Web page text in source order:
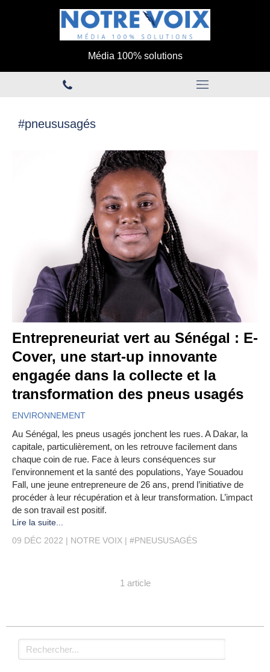
Média 100% solutions
#pneususagés
Entrepreneuriat vert au Sénégal : E-
Cover, une start-up innovante
engagée dans la collecte et la
transformation des pneus usagés
ENVIRONNEMENT
Au Sénégal, les pneus usagés jonchent les rues. A Dakar, la
capitale, particulièrement, on les retrouve facilement dans
chaque coin de rue. Face à leurs conséquences sur
l’environnement et la santé des populations, Yaye Souadou
Fall, une jeune entrepreneure de 26 ans, prend l’initiative de
procéder à leur récupération et à leur transformation. L’impact
de son travail est positif.
Lire la suite...
09 DÉC 2022
NOTRE VOIX #PNEUSUSAGÉS
1 article
Rechercher